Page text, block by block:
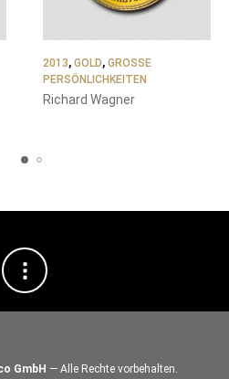
2013, GOLD, GROSSE P
ERSÖNLICHKEITEN
Richard Wagner
GmbH — Alle Rechte vorbehalten.